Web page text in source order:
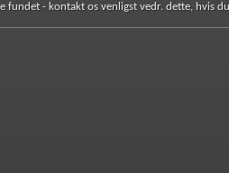
fundet - kontakt os venligst vedr. dette, hvis